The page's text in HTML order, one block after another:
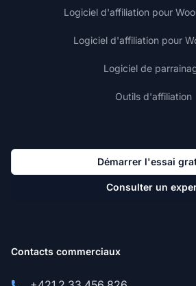
Logiciel d'affiliation pour
Logiciel d'affiliation pour
Logiciel de
Outils d'affiliation
Démarrer l'essai
Consulter un
Contacts commerciaux